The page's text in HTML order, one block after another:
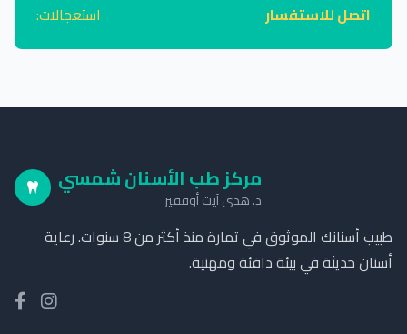
استعجالات:
اتصل للاستفسار
مركز طب الأسنان شمسي
د. هدى آيت أوفقير
طبيب أسنانك الموثوق في تمارة منذ أكثر من 8 سنوات. رعاية
أسنان حديثة في بيئة دافئة ومهنية.